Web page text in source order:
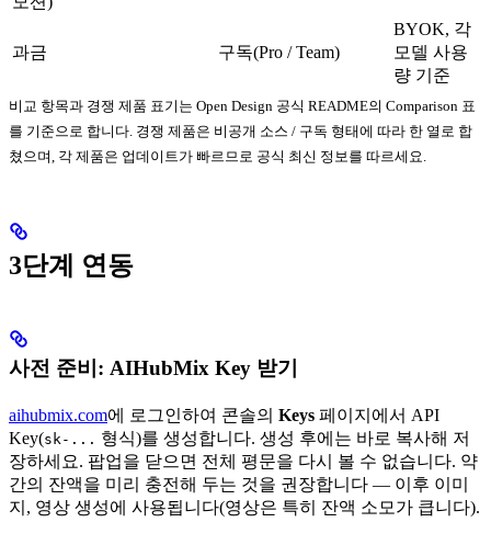
과금 구독(Pro / Team)
BYOK, 각
모델 사용
량 기준
비교 항목과 경쟁 제품 표기는 Open Design 공식 README의 Comparison 표
를 기준으로 합니다. 경쟁 제품은 비공개 소스 / 구독 형태에 따라 한 열로 합
쳤으며, 각 제품은 업데이트가 빠르므로 공식 최신 정보를 따르세요.
3단계 연동
사전 준비: AIHubMix Key 받기
aihubmix.com에 로그인하여 콘솔의 Keys 페이지에서 API
Key(sk-... 형식)를 생성합니다. 생성 후에는 바로 복사해 저
장하세요. 팝업을 닫으면 전체 평문을 다시 볼 수 없습니다. 약
간의 잔액을 미리 충전해 두는 것을 권장합니다 — 이후 이미
지, 영상 생성에 사용됩니다(영상은 특히 잔액 소모가 큽니다).